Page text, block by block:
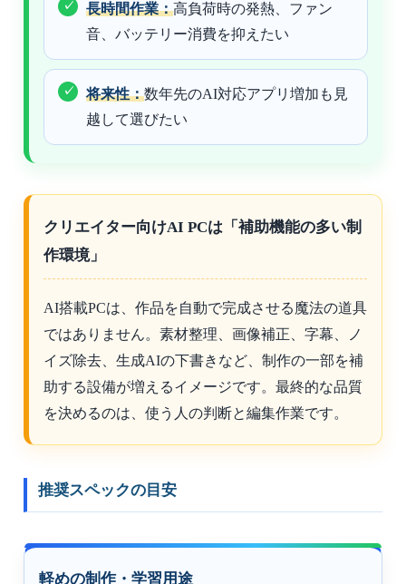
長時間作業：高負荷時の発熱、ファン
音、バッテリー消費を抑えたい
将来性：数年先のAI対応アプリ増加も見
越して選びたい
クリエイター向けAI PCは「補助機能の多い制
作環境」
AI搭載PCは、作品を自動で完成させる魔法の道具
ではありません。素材整理、画像補正、字幕、ノ
イズ除去、生成AIの下書きなど、制作の一部を補
助する設備が増えるイメージです。最終的な品質
を決めるのは、使う人の判断と編集作業です。
推奨スペックの目安
軽めの制作・学習用途